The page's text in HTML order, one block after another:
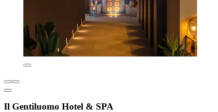
Il Gentiluomo Hotel & SPA